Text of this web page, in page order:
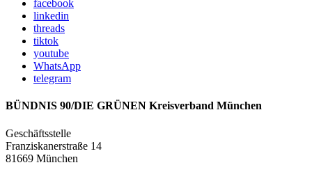
facebook
linkedin
threads
tiktok
youtube
WhatsApp
telegram
BÜNDNIS 90/DIE GRÜNEN Kreisverband München
Geschäftsstelle
Franziskanerstraße 14
81669 München